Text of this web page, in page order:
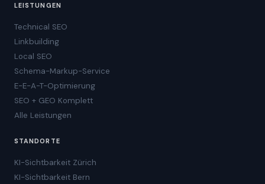
LEISTUNGEN
Technical SEO
Linkbuilding
Local SEO
Schema-Markup-Service
E-E-A-T-Optimierung
SEO + GEO Komplett
Alle Leistungen
STANDORTE
KI-Sichtbarkeit Zürich
KI-Sichtbarkeit Bern